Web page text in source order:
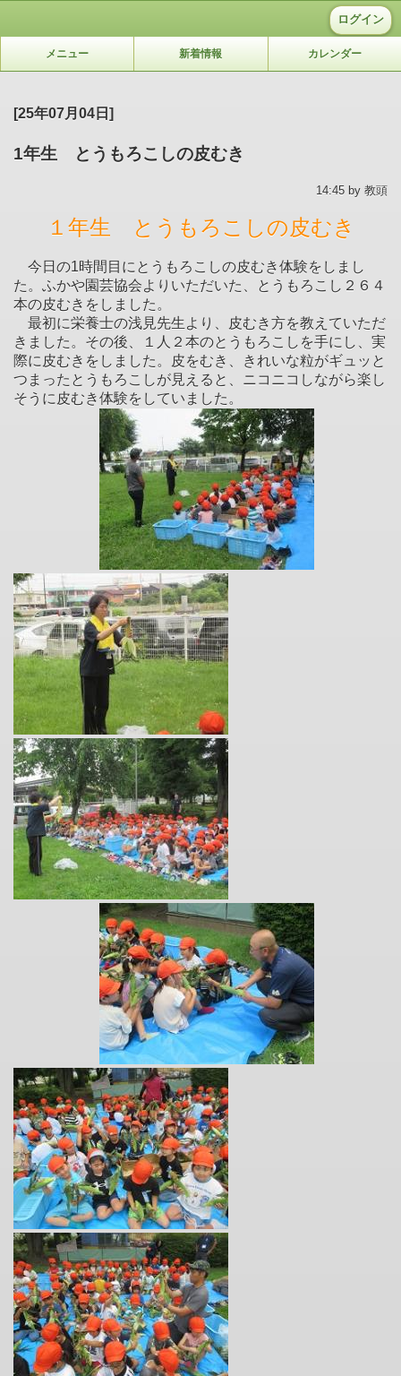
ログイン
メニュー 新着情報 カレンダー
[25年07月04日]
1年生 とうもろこしの皮むき
14:45 by 教頭
１年生 とうもろこしの皮むき
今日の1時間目にとうもろこしの皮むき体験をしまし
た。ふかや園芸協会よりいただいた、とうもろこし２６４
本の皮むきをしました。
最初に栄養士の浅見先生より、皮むき方を教えていただ
きました。その後、１人２本のとうもろこしを手にし、実
際に皮むきをしました。皮をむき、きれいな粒がギュッと
つまったとうもろこしが見えると、ニコニコしながら楽し
そうに皮むき体験をしていました。